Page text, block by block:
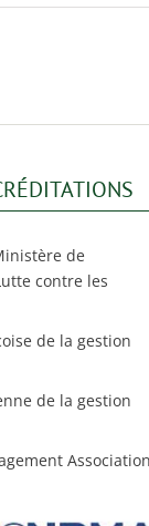
de
contre les
de la gestion
de la gestion